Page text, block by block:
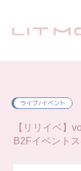
ライブ/イベント
【リリイベ】
B2Fイベント